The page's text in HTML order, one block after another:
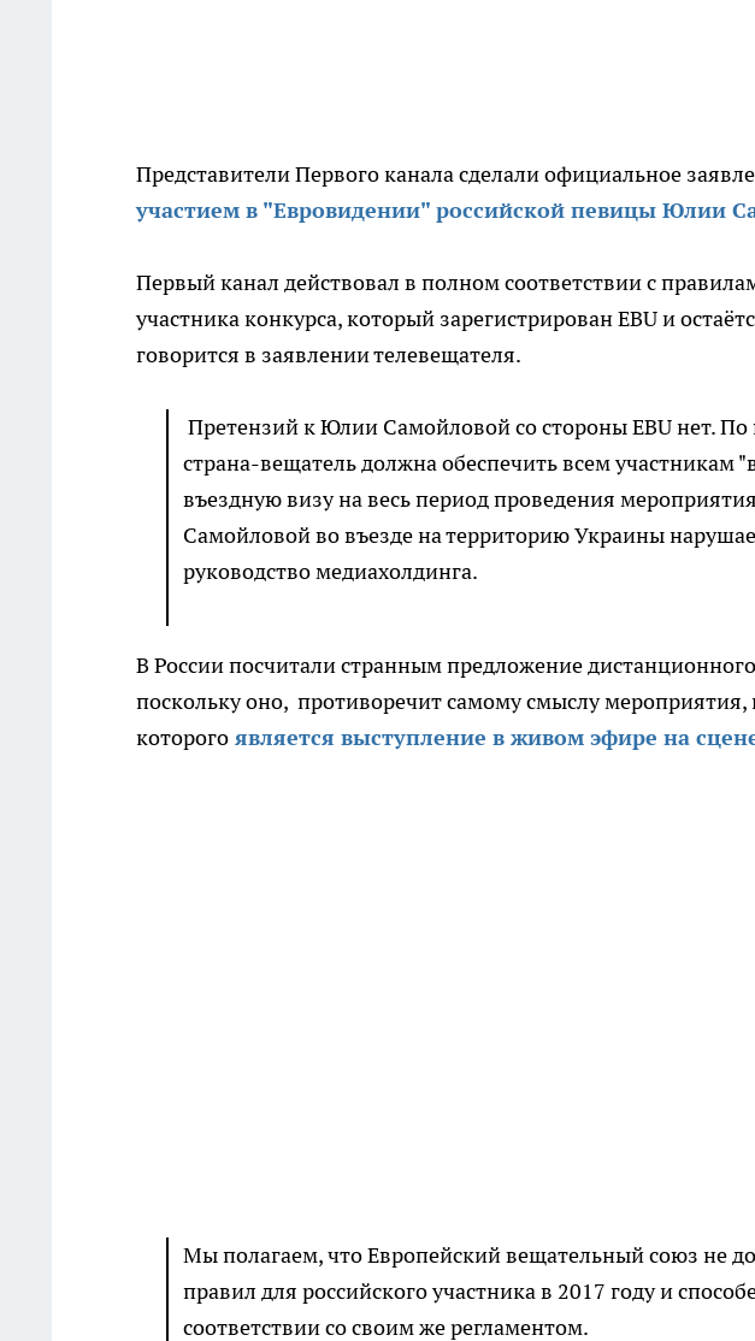
Представители Первого канала сделали официальное
участием в "Евровидении" российской певицы Юлии
Первый канал действовал в полном соответствии с
участника конкурса, который зарегистрирован EBU и
говорится в заявлении телевещателя.
Претензий к Юлии Самойловой со стороны EBU нет.
страна-вещатель должна обеспечить всем участникам
въездную визу на весь период проведения
Самойловой во въезде на территорию Украины
руководство медиахолдинга.
В России посчитали странным предложение дистанционного
поскольку оно, противоречит самому смыслу
которого является выступление в живом эфире на
Мы полагаем, что Европейский вещательный союз не
правил для российского участника в 2017 году и
соответствии со своим же регламентом.